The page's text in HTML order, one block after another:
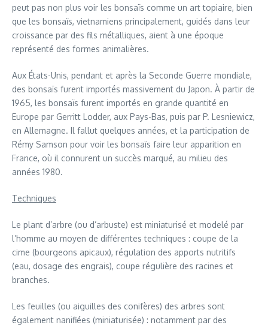
peut pas non plus voir les bonsaïs comme un art topiaire, bien
que les bonsaïs, vietnamiens principalement, guidés dans leur
croissance par des fils métalliques, aient à une époque
représenté des formes animalières.
Aux États-Unis, pendant et après la Seconde Guerre mondiale,
des bonsaïs furent importés massivement du Japon. À partir de
1965, les bonsaïs furent importés en grande quantité en
Europe par Gerritt Lodder, aux Pays-Bas, puis par P. Lesniewicz,
en Allemagne. Il fallut quelques années, et la participation de
Rémy Samson pour voir les bonsaïs faire leur apparition en
France, où il connurent un succès marqué, au milieu des
années 1980.
Techniques
Le plant d’arbre (ou d’arbuste) est miniaturisé et modelé par
l’homme au moyen de différentes techniques : coupe de la
cime (bourgeons apicaux), régulation des apports nutritifs
(eau, dosage des engrais), coupe régulière des racines et
branches.
Les feuilles (ou aiguilles des conifères) des arbres sont
également nanifiées (miniaturisée) : notamment par des